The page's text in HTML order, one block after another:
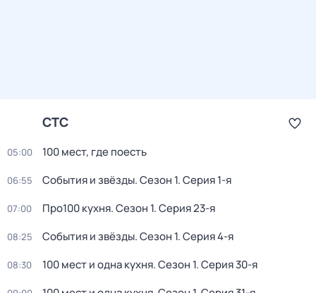
СТС
05:00 100 мест, где поесть
06:55 События и звёзды. Сезон 1. Серия 1-я
07:00 Про100 кухня. Сезон 1. Серия 23-я
08:25 События и звёзды. Сезон 1. Серия 4-я
08:30 100 мест и одна кухня. Сезон 1. Серия 30-я